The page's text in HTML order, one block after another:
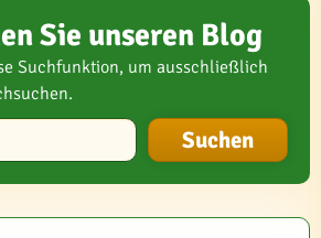
Sie unseren Blog
Suchfunktion, um ausschließlich